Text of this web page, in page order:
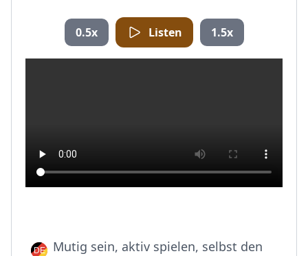
0.5x Listen 1.5x
Mutig sein, aktiv spielen, selbst den